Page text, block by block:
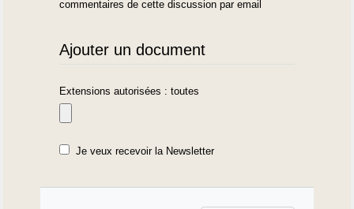
commentaires de cette discussion par email
Ajouter un document
Extensions autorisées : toutes
Je veux recevoir la Newsletter